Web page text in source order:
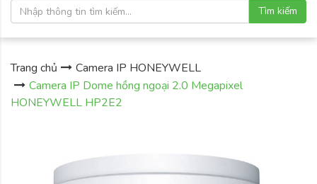
Tìm kiếm
Trang chủ
Camera IP HONEYWELL
Camera IP Dome hồng ngoại 2.0 Megapixel
HONEYWELL HP2E2